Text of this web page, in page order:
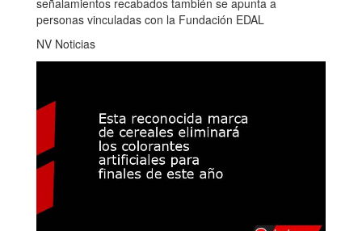
personas vinculadas con la Fundación EDAL
NV Noticias